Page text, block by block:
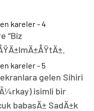
“Biz
gelen Sihiri
isimli bir
babasÄ± SadÄ±k